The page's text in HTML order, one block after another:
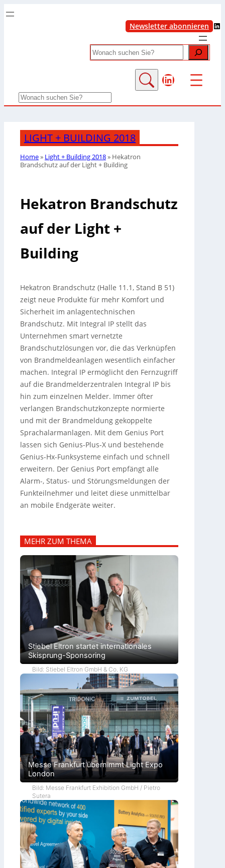
Newsletter abonnieren LinkedIn
Search
LinkedIn
Search
LIGHT + BUILDING 2018
Home» Light + Building 2018» Hekatron
Brandschutz auf der Light + Building
Hekatron Brandschutz
auf der Light +
Building
Hekatron Brandschutz (Halle 11.1, Stand B 51)
zeigt neue Produkte für mehr Komfort und
Sicherheit im anlagentechnischen
Brandschutz. Mit Integral IP stellt das
Unternehmen smart vernetzte
Brandschutzlösungen vor, die das Verknüpfen
von Brandmeldeanlagen wesentlich einfacher
machen. Integral IP ermöglicht den Fernzugriff
auf die Brandmelderzentralen Integral IP bis
hin zum einzelnen Melder. Immer öfter
verlangen Brandschutzkonzepte normierte
und mit der Brandmeldung gekoppelte
Sprachalarmanlagen. Mit dem Genius Port
lassen sich Genius-Plus-X und bestehende
Genius-Hx-Funksysteme einfach und schnell
erweitern. Der Genius Port empfängt alle
Alarm-, Status- und Störungsmeldungen der
Funkteilnehmer und leitet diese unmittelbar
an mobile Endgeräte weiter.
MEHR ZUM THEMA
Stiebel Eltron startet internationales
Skisprung-Sponsoring
Bild: Stiebel Eltron GmbH & Co. KG
Messe Frankfurt übernimmt Light Expo
London
Bild: Messe Frankfurt Exhibition GmbH / Pietro
Sutera